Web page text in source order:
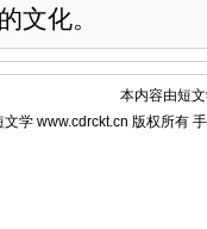
文化。
本内容由短
文学 www.cdrckt.cn 版权所有